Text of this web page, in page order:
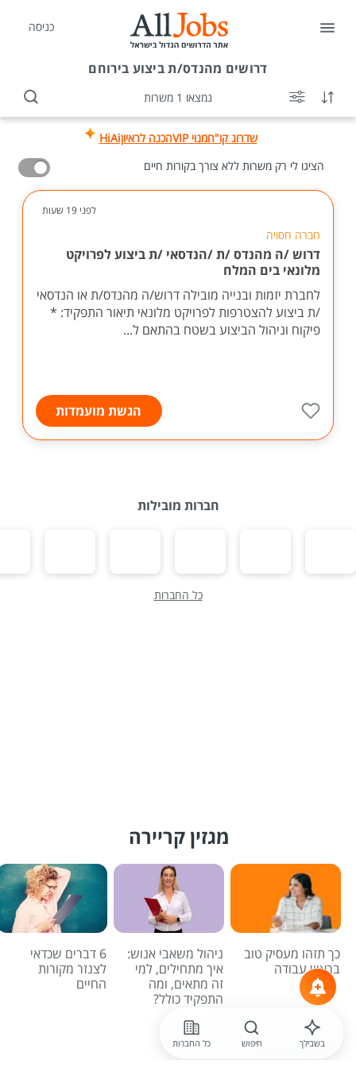
כניסה
דרושים מהנדס/ת ביצוע בירוחם
נמצאו 1 משרות
שדרוג קו"חמנוי VIP הכנה לראיוןHiAi
הציגו לי רק משרות ללא צורך בקורות חיים
לפני 19 שעות
חברה חסויה
דרוש /ה מהנדס /ת /הנדסאי /ת ביצוע לפרויקט
מלונאי בים המלח
לחברת יזמות ובנייה מובילה דרוש/ה מהנדס/ת או הנדסאי
/ת ביצוע להצטרפות לפרויקט מלונאי תיאור התפקיד: *
פיקוח וניהול הביצוע בשטח בהתאם ל...
הגשת מועמדות
חברות מובילות
כל החברות
מגזין קריירה
כך תזהו מעסיק טוב
בראיון עבודה
ניהול משאבי אנוש:
איך מתחילים, למי
זה מתאים, ומה
התפקיד כולל?
6 דברים שכדאי
לצנזר מקורות
החיים
לכל הכתבות
בשבילך חיפוש כל החברות